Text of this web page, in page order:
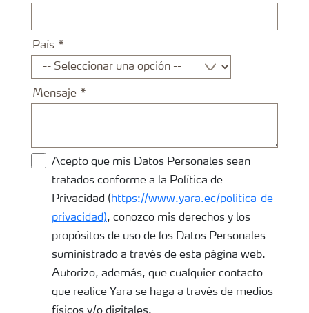
País
Mensaje
Acepto que mis Datos Personales sean
tratados conforme a la Política de
Privacidad (https://www.yara.ec/politica-de-
privacidad), conozco mis derechos y los
propósitos de uso de los Datos Personales
suministrado a través de esta página web.
Autorizo, además, que cualquier contacto
que realice Yara se haga a través de medios